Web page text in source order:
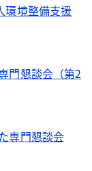
環境整備支援
門懇談会（第2
専門懇談会